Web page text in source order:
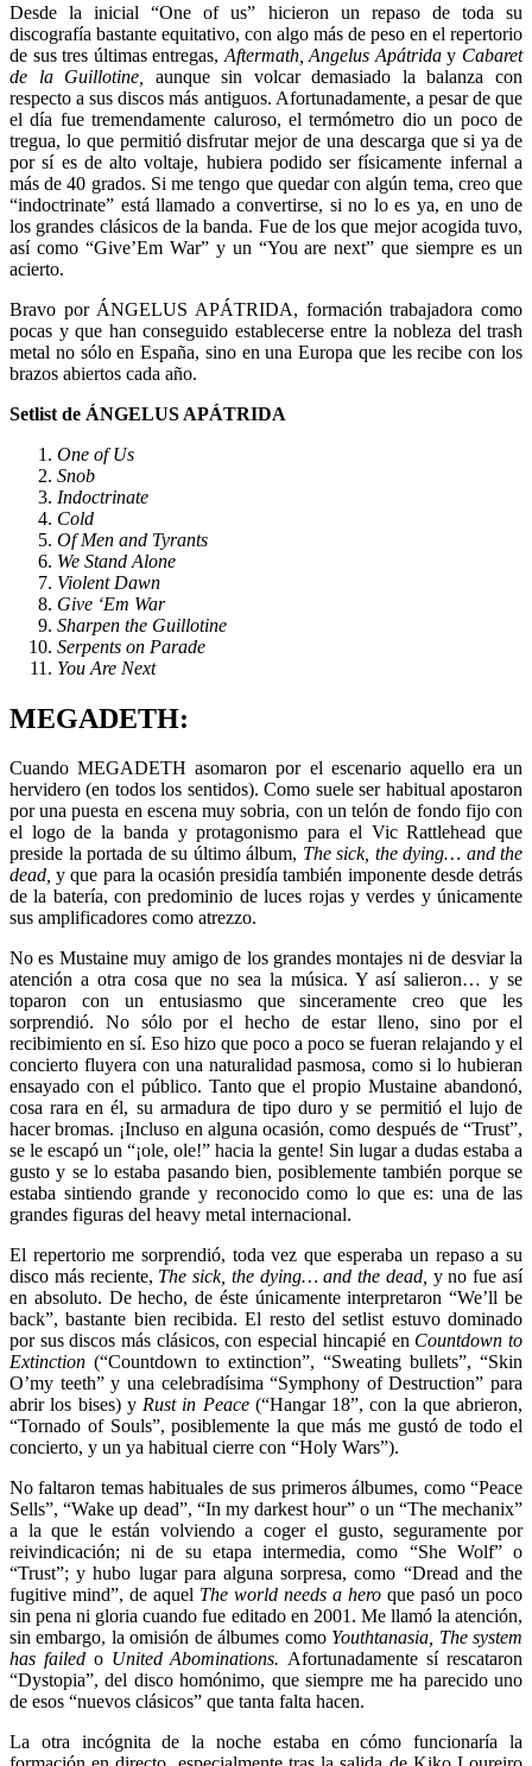
Desde la inicial “One of us” hicieron un repaso de toda su
discografía bastante equitativo, con algo más de peso en el repertorio
de sus tres últimas entregas, Aftermath, Angelus Apátriday Cabaret
de la Guillotine, aunque sin volcar demasiado la balanza con
respecto a sus discos más antiguos. Afortunadamente, a pesar de que
el día fue tremendamente caluroso, el termómetro dio un poco de
tregua, lo que permitió disfrutar mejor de una descarga que si ya de
por sí es de alto voltaje, hubiera podido ser físicamente infernal a
más de 40 grados. Si me tengo que quedar con algún tema, creo que
“indoctrinate” está llamado a convertirse, si no lo es ya, en uno de
los grandes clásicos de la banda. Fue de los que mejor acogida tuvo,
así como “Give’Em War” y un “You are next” que siempre es un
acierto.
Bravo por ÁNGELUS APÁTRIDA, formación trabajadora como
pocas y que han conseguido establecerse entre la nobleza del trash
metal no sólo en España, sino en una Europa que les recibe con los
brazos abiertos cada año.
Setlist de ÁNGELUS APÁTRIDA
One of Us
Snob
Indoctrinate
Cold
Of Men and Tyrants
We Stand Alone
Violent Dawn
Give ‘Em War
Sharpen the Guillotine
Serpents on Parade
You Are Next
MEGADETH:
Cuando MEGADETH asomaron por el escenario aquello era un
hervidero (en todos los sentidos). Como suele ser habitual apostaron
por una puesta en escena muy sobria, con un telón de fondo fijo con
el logo de la banda y protagonismo para el Vic Rattlehead que
preside la portada de su último álbum, The sick, the dying… and the
dead,y que para la ocasión presidía también imponente desde detrás
de la batería, con predominio de luces rojas y verdes y únicamente
sus amplificadores como atrezzo.
No es Mustaine muy amigo de los grandes montajes ni de desviar la
atención a otra cosa que no sea la música. Y así salieron… y se
toparon con un entusiasmo que sinceramente creo que les
sorprendió. No sólo por el hecho de estar lleno, sino por el
recibimiento en sí. Eso hizo que poco a poco se fueran relajando y el
concierto fluyera con una naturalidad pasmosa, como si lo hubieran
ensayado con el público. Tanto que el propio Mustaine abandonó,
cosa rara en él, su armadura de tipo duro y se permitió el lujo de
hacer bromas. ¡Incluso en alguna ocasión, como después de “Trust”,
se le escapó un “¡ole, ole!” hacia la gente! Sin lugar a dudas estaba a
gusto y se lo estaba pasando bien, posiblemente también porque se
estaba sintiendo grande y reconocido como lo que es: una de las
grandes figuras del heavy metal internacional.
El repertorio me sorprendió, toda vez que esperaba un repaso a su
disco más reciente, The sick, the dying… and the dead, y no fue así
en absoluto. De hecho, de éste únicamente interpretaron “We’ll be
back”, bastante bien recibida. El resto del setlist estuvo dominado
por sus discos más clásicos, con especial hincapié en Countdown to
Extinction (“Countdown to extinction”, “Sweating bullets”, “Skin
O’my teeth” y una celebradísima “Symphony of Destruction” para
abrir los bises) y Rust in Peace (“Hangar 18”, con la que abrieron,
“Tornado of Souls”, posiblemente la que más me gustó de todo el
concierto, y un ya habitual cierre con “Holy Wars”).
No faltaron temas habituales de sus primeros álbumes, como “Peace
Sells”, “Wake up dead”, “In my darkest hour” o un “The mechanix”
a la que le están volviendo a coger el gusto, seguramente por
reivindicación; ni de su etapa intermedia, como “She Wolf” o
“Trust”; y hubo lugar para alguna sorpresa, como “Dread and the
fugitive mind”, de aquel The world needs a hero que pasó un poco
sin pena ni gloria cuando fue editado en 2001. Me llamó la atención,
sin embargo, la omisión de álbumes como Youthtanasia, The system
has failed o United Abominations.Afortunadamente sí rescataron
“Dystopia”, del disco homónimo, que siempre me ha parecido uno
de esos “nuevos clásicos” que tanta falta hacen.
La otra incógnita de la noche estaba en cómo funcionaría la